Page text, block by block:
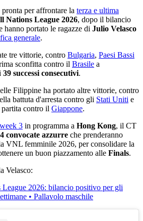
pronta per affrontare la terza e ultima
Nations League 2026, dopo il bilancio
hanno portato le ragazze di Julio Velasco
generale.
tre vittorie, contro Bulgaria, Paesi Bassi
sconfitta contro il Brasile a
39 successi consecutivi.
Filippine ha portato altre vittorie, contro
battuta d'arresta contro gli Stati Uniti e
contro il Giappone.
3 in programma a Hong Kong, il CT
convocate azzurre che prenderanno
VNL femminile 2026, per consolidare la
un buon piazzamento alle Finals.
Velasco:
2026: bilancio positivo per gli
• Pallavolo maschile